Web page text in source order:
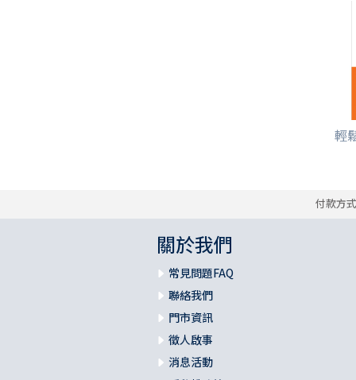
輕
付款方
關於我們
常見問題FAQ
聯絡我們
門市資訊
徵人啟事
消息活動